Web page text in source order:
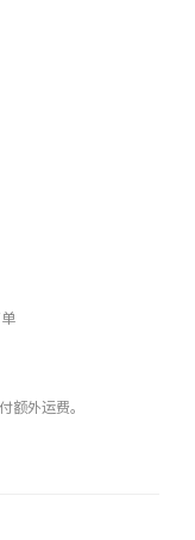
额外运费。